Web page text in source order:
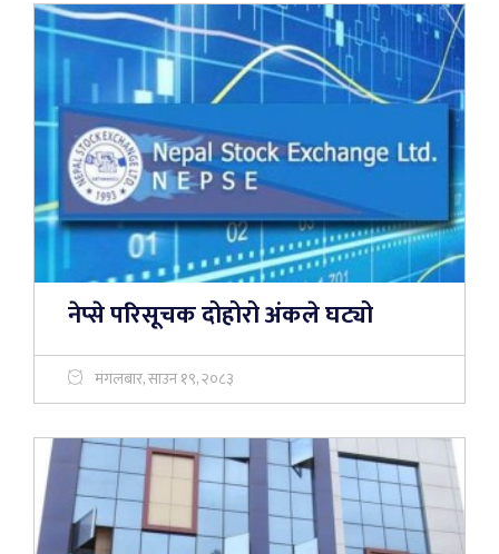
नेप्से परिसूचक दोहोरो अंकले घट्यो
मंगलबार, साउन १९, २०८३